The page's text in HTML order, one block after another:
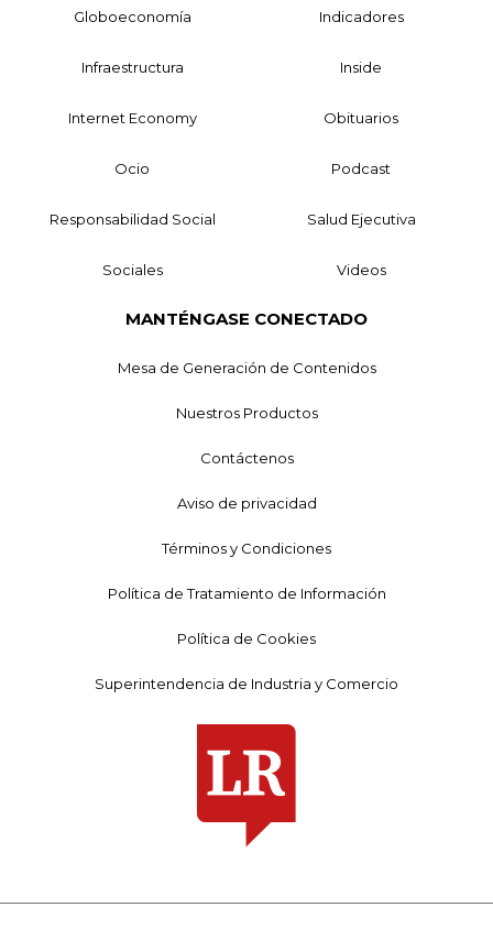
Globoeconomía Indicadores
Infraestructura Inside
Internet Economy Obituarios
Ocio Podcast
Responsabilidad Social Salud Ejecutiva
Sociales Videos
MANTÉNGASE CONECTADO
Mesa de Generación de Contenidos
Nuestros Productos
Contáctenos
Aviso de privacidad
Términos y Condiciones
Política de Tratamiento de Información
Política de Cookies
Superintendencia de Industria y Comercio